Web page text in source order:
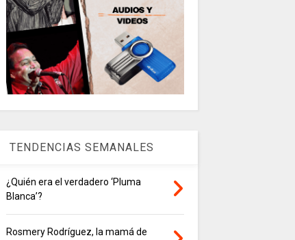
TENDENCIAS SEMANALES
¿Quién era el verdadero ‘Pluma
Blanca’?
Rosmery Rodríguez, la mamá de